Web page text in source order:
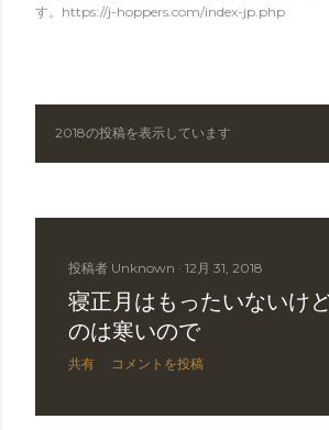
す。https://j-hoppers.com/index-jp.php
投2018の投稿を表示しています
投稿者 Unknown 12月 31, 2018
寝正月はもったいないけ
のは寒いので
共有 コメントを投稿